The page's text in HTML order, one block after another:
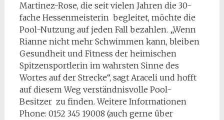
Martinez-Rose, die seit vielen Jahren die 30-
fache Hessenmeisterin begleitet, möchte die
Pool-Nutzung auf jeden Fall bezahlen. „Wenn
Rianne nicht mehr Schwimmen kann, bleiben
Gesundheit und Fitness der heimischen
Spitzensportlerin im wahrsten Sinne des
Wortes auf der Strecke“, sagt Araceli und hofft
auf diesem Weg verständnisvolle Pool-
Besitzer zu finden. Weitere Informationen
Phone: 0152 345 19008 (auch gerne über